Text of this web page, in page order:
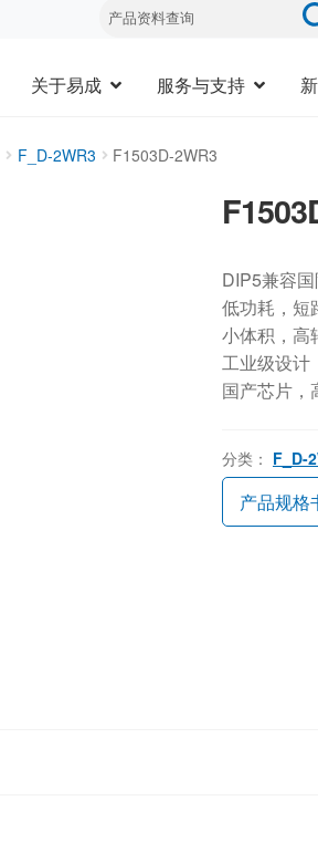
关于易成 服务与支持
F_D-2WR3 F1503D-2WR3
DIP5兼容
低功耗，短
小体积，高
工业级设计
国产芯片，
分类： F_D-
产品规格